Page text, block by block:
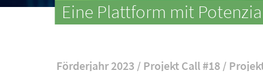
Eine Plattform mit
Förderjahr 2023 / Projekt Call #18 /